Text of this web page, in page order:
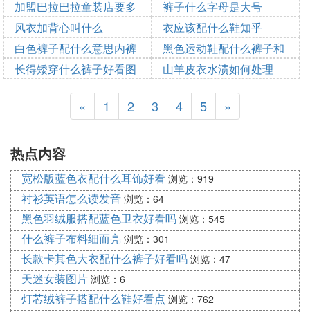
看吗
2025-10-18 09:03:47
帽子好看
2025-10-18 08:09:49
加盟巴拉巴拉童装店要多
少钱
2025-10-18 06:31:14
裤子什么字母是大号
2025-10-18 06:10:24
风衣加背心叫什么
2025-10-18 05:35:57
衣应该配什么鞋知乎
2025-10-18 05:21:56
白色裤子配什么意思内裤
2025-10-18 04:14:50
黑色运动鞋配什么裤子和
衣服
2025-10-18 04:07:47
长得矮穿什么裤子好看图
2025-10-18 01:34:44
山羊皮衣水渍如何处理
2025-10-18 01:09:14
« 1 2 3 4 5 »
热点内容
宽松版蓝色衣配什么耳饰好看 浏览：919
衬衫英语怎么读发音 浏览：64
黑色羽绒服搭配蓝色卫衣好看吗 浏览：545
什么裤子布料细而亮 浏览：301
长款卡其色大衣配什么裤子好看吗 浏览：47
天迷女装图片 浏览：6
灯芯绒裤子搭配什么鞋好看点 浏览：762